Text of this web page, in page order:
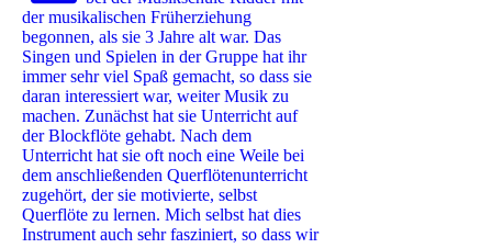
der musikalischen Früherziehung
begonnen, als sie 3 Jahre alt war. Das
Singen und Spielen in der Gruppe hat ihr
immer sehr viel Spaß gemacht, so dass sie
daran interessiert war, weiter Musik zu
machen. Zunächst hat sie Unterricht auf
der Blockflöte gehabt. Nach dem
Unterricht hat sie oft noch eine Weile bei
dem anschließenden Querflötenunterricht
zugehört, der sie motivierte, selbst
Querflöte zu lernen. Mich selbst hat dies
Instrument auch sehr fasziniert, so dass wir